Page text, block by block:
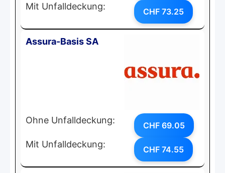
Mit Unfalldeckung: CHF 73.25
Assura-Basis SA
Ohne Unfalldeckung: CHF 69.05
Mit Unfalldeckung: CHF 74.55